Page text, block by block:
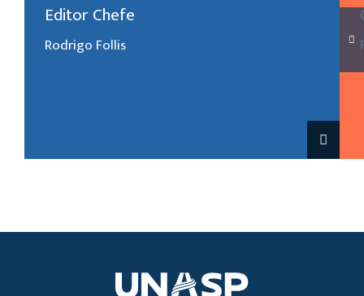
Editor Chefe
Rodrigo Follis